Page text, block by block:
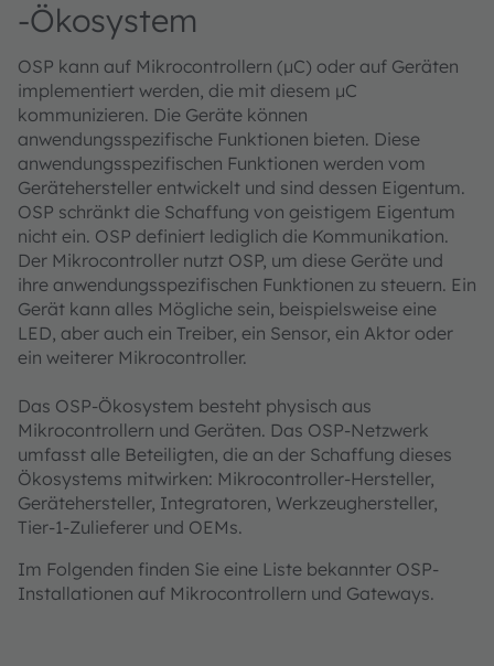
-Ökosystem
OSP kann auf Mikrocontrollern (µC) oder auf Geräten
implementiert werden, die mit diesem µC
kommunizieren. Die Geräte können
anwendungsspezifische Funktionen bieten. Diese
anwendungsspezifischen Funktionen werden vom
Gerätehersteller entwickelt und sind dessen Eigentum.
OSP schränkt die Schaffung von geistigem Eigentum
nicht ein. OSP definiert lediglich die Kommunikation.
Der Mikrocontroller nutzt OSP, um diese Geräte und
ihre anwendungsspezifischen Funktionen zu steuern. Ein
Gerät kann alles Mögliche sein, beispielsweise eine
LED, aber auch ein Treiber, ein Sensor, ein Aktor oder
ein weiterer Mikrocontroller.
Das OSP-Ökosystem besteht physisch aus
Mikrocontrollern und Geräten. Das OSP-Netzwerk
umfasst alle Beteiligten, die an der Schaffung dieses
Ökosystems mitwirken: Mikrocontroller-Hersteller,
Gerätehersteller, Integratoren, Werkzeughersteller,
Tier-1-Zulieferer und OEMs.
Im Folgenden finden Sie eine Liste bekannter OSP-
Installationen auf Mikrocontrollern und Gateways.